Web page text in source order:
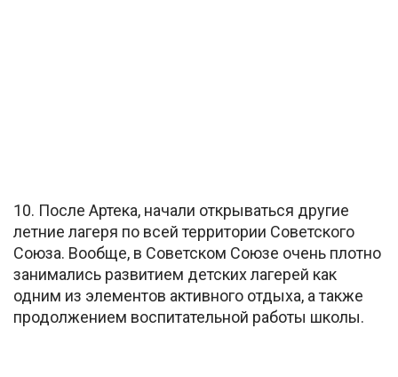
10. После Артека, начали открываться другие
летние лагеря по всей территории Советского
Союза. Вообще, в Советском Союзе очень плотно
занимались развитием детских лагерей как
одним из элементов активного отдыха, а также
продолжением воспитательной работы школы.